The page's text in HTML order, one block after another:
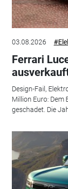
03.08.2026
Ferrari
Design-Fail,
Million Euro: Dem
geschadet. Die